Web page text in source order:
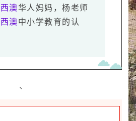
西澳华人妈妈，杨老师
西澳中小学教育的认
、